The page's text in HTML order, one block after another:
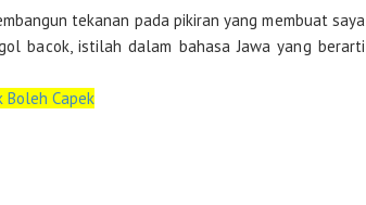
tekanan pada pikiran yang membuat saya
bacok, istilah dalam bahasa Jawa yang berarti
Boleh Capek